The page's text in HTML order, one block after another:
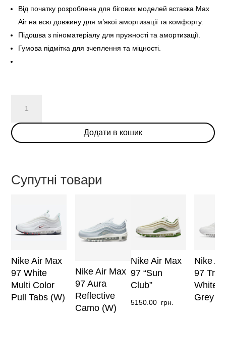
Від початку розроблена для бігових моделей вставка Max
Air на всю довжину для м’якої амортизації та комфорту.
Підошва з піноматеріалу для пружності та амортизації.
Гумова підмітка для зчеплення та міцності.
Nike
Air
кількість
Додати в кошик
Супутні товари
Nike Air Max
97 White
Multi Color
Pull Tabs (W)
Nike Air Max
97 Aura
Reflective
Camo (W)
Nike Air Max
97 “Sun
Club”
5150.00 грн.
Nike
97
White
Grey